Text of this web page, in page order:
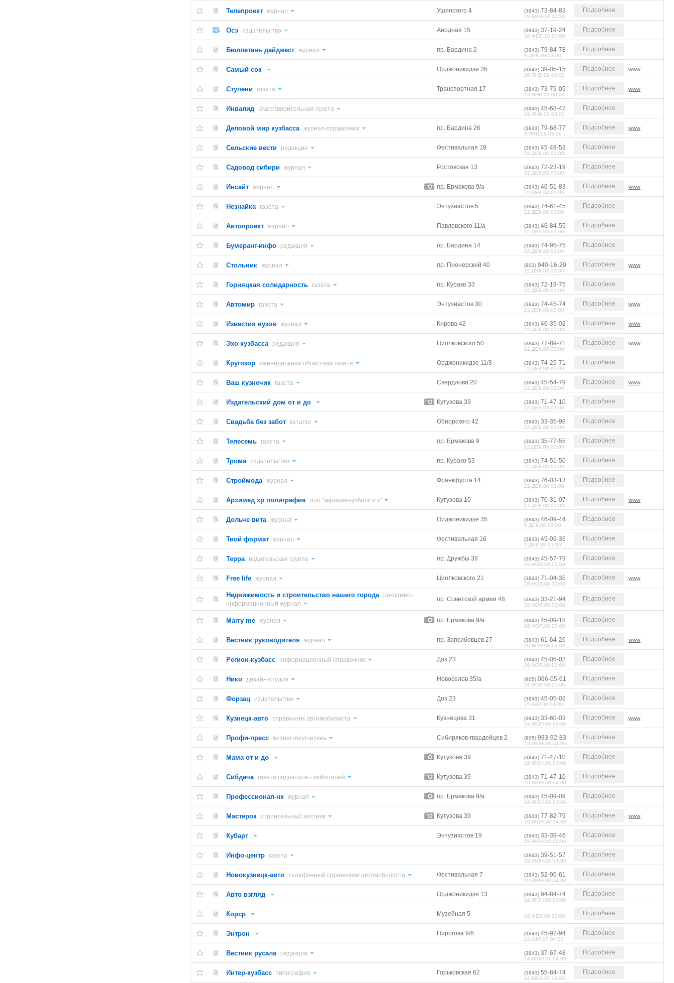
0 Телепроект журнал Ушинского 4 (3843) 73-84-83
28.МАЯ.10 13:54
Подробнее
4 Осэ издательство Анодная 15 (3843) 37-19-24
18.ФЕВ.10 03:00
Подробнее
0 Бюллетень дайджест журнал пр. Бардина 2 (3843) 79-84-78
8.ДЕК.09 03:00
Подробнее
0 Самый сок Орджоникидзе 35 (3843) 39-05-15
26.ЯНВ.09 03:00
Подробнее www
0 Ступени газета Транспортная 17 (3843) 73-75-05
19.ЯНВ.09 03:00
Подробнее www
0 Инвалид благотворительная газета (3843) 45-68-42
19.ЯНВ.09 03:00
Подробнее
0 Деловой мир кузбасса журнал-справочник пр. Бардина 26 (3843) 79-68-77
9.ЯНВ.09 03:00
Подробнее www
0 Сельские вести редакция Фестивальная 18 (3843) 45-49-53
22.ДЕК.08 03:00
Подробнее
0 Садовод сибири журнал Ростовская 13 (3843) 72-23-19
22.ДЕК.08 03:00
Подробнее
0 Инсайт журнал пр. Ермакова 9/а (3843) 46-51-83
22.ДЕК.08 03:00
Подробнее www
0 Незнайка газета Энтузиастов 5 (3843) 74-61-45
22.ДЕК.08 03:00
Подробнее
0 Автопроект журнал Павловского 11/а (3843) 46-84-55
22.ДЕК.08 03:00
Подробнее
0 Бумеранг-инфо редакция пр. Бардина 14 (3843) 74-95-75
22.ДЕК.08 03:00
Подробнее
0 Стольник журнал пр. Пионерский 40 (903) 940-16-29
22.ДЕК.08 03:00
Подробнее www
0 Горняцкая солидарность газета пр. Курако 33 (3843) 72-19-75
22.ДЕК.08 03:00
Подробнее
0 Автомир газета Энтузиастов 30 (3843) 74-45-74
22.ДЕК.08 03:00
Подробнее www
0 Известия вузов журнал Кирова 42 (3843) 46-35-02
22.ДЕК.08 03:00
Подробнее www
0 Эхо кузбасса редакция Циолковского 50 (3843) 77-89-71
22.ДЕК.08 03:00
Подробнее www
0 Кругозор еженедельная областная газета Орджоникидзе 11/3 (3843) 74-25-71
22.ДЕК.08 03:00
Подробнее
0 Ваш кузнечик газета Свердлова 20 (3843) 45-54-79
22.ДЕК.08 03:00
Подробнее www
0 Издательский дом от и до Кутузова 39 (3843) 71-47-10
22.ДЕК.08 03:00
Подробнее
0 Свадьба без забот каталог Обнорского 42 (3843) 33-35-98
22.ДЕК.08 03:00
Подробнее
0 Телесемь газета пр. Ермакова 9 (3843) 35-77-55
22.ДЕК.08 03:00
Подробнее
0 Трома издательство пр. Курако 53 (3843) 74-51-50
22.ДЕК.08 03:00
Подробнее
0 Строймода журнал Франкфурта 14 (3843) 76-03-13
22.ДЕК.08 03:00
Подробнее
0 Архимед xp полиграфия ооо "эвриком-кузбасс и к" Кутузова 10 (3843) 70-31-07
17.ДЕК.08 03:00
Подробнее www
0 Дольче вита журнал Орджоникидзе 35 (3843) 46-09-44
5.ДЕК.08 03:00
Подробнее
0 Твой формат журнал Фестивальная 16 (3843) 45-09-36
2.ДЕК.08 03:00
Подробнее
0 Терра издательская группа пр. Дружбы 39 (3843) 45-57-79
26.НОЯ.08 03:00
Подробнее
0 Free life журнал Циолковского 21 (3843) 71-04-35
26.НОЯ.08 03:00
Подробнее www
0
Недвижимость и строительство нашего города
рекламно-
информационный журнал
пр. Советской армии 48 (3843) 33-21-94
26.НОЯ.08 03:00
Подробнее
0 Marry me журнал пр. Ермакова 9/а (3843) 45-09-18
26.НОЯ.08 03:00
Подробнее
0 Вестник руководителя журнал пр. Запсибовцев 27 (3843) 61-64-26
26.НОЯ.08 03:00
Подробнее www
0 Регион-кузбасс информационный справочник Доз 23 (3843) 45-05-02
26.НОЯ.08 03:00
Подробнее
0 Нико дизайн-студия Новоселов 35/а (905) 066-05-61
24.НОЯ.08 03:00
Подробнее
0 Форзац издательство Доз 23 (3843) 45-05-02
25.АВГ.08 04:00
Подробнее
0 Кузнецк-авто справочник автомобилиста Кузнецова 31 (3843) 33-60-03
19.ИЮН.08 04:00
Подробнее www
0 Профи-пресс бизнес-бюллетень Сибиряков-гвардейцев 2 (905) 993-92-83
19.ИЮН.08 04:00
Подробнее
0 Мама от и до Кутузова 39 (3843) 71-47-10
19.ИЮН.08 04:00
Подробнее
0 Сибдача газета садоводов - любителей Кутузова 39 (3843) 71-47-10
19.ИЮН.08 04:00
Подробнее
0 Профессионал-нк журнал пр. Ермакова 9/а (3843) 45-09-09
19.ИЮН.08 04:00
Подробнее
0 Мастерок строительный вестник Кутузова 39 (3843) 77-82-79
19.ИЮН.08 04:00
Подробнее www
0 Кубарт Энтузиастов 19 (3843) 33-39-46
19.ИЮН.08 04:00
Подробнее
0 Инфо-центр газета (3843) 39-51-57
19.ИЮН.08 04:00
Подробнее
0 Новокузнецк-авто телефонный справочник автомобилиста Фестивальная 7 (3843) 52-90-61
19.ИЮН.08 04:00
Подробнее
0 Авто взгляд Орджоникидзе 13 (3843) 94-84-74
19.ИЮН.08 04:00
Подробнее
0 Корср Музейная 5 18.ФЕВ.08 03:00 Подробнее
0 Энтрон Пирогова 9/б (3843) 45-92-94
23.ОКТ.07 04:00
Подробнее
0 Вестник русала редакция (3843) 37-67-48
14.ИЮН.07 04:00
Подробнее
0 Интер-кузбасс типография Горьковская 62 (3843) 55-84-74
24.МАЯ.07 04:00
Подробнее